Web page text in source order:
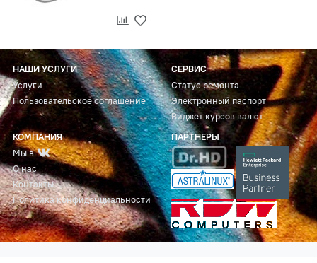
НАШИ УСЛУГИ
Услуги
Пользовательское соглашение
СЕРВИС
Статус ремонта
Электронный паспорт
Виджет курсов валют
КОМПАНИЯ
Мы в
О нас
Контакты
Политика конфиденциальности
ПАРТНЕРЫ